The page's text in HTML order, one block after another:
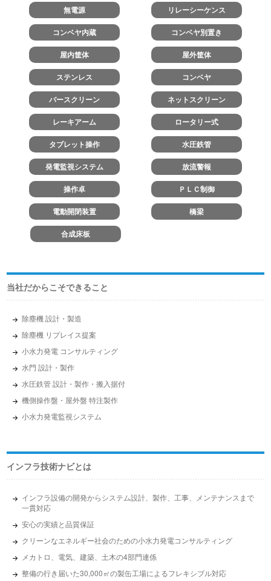
無電源 リレーシーケンス
コンベヤ内蔵 コンベヤ別置き
屋内筐体 屋外筐体
ステンレス コンベヤ
バースクリーン ネットスクリーン
レーキアーム ロータリー式
タブレット操作 水圧鉄管
発電監視システム 放流警報
操作卓 ＰＬＣ制御
電動開閉装置 橋梁
合成床板
当社だからこそできること
除塵機 設計・製造
除塵機 リプレイス提案
小水力発電 コンサルティング
水門 設計・製作
水圧鉄管 設計・製作・搬入据付
機側操作盤・屋外盤 特注製作
小水力発電監視システム
インフラ技術ナビとは
インフラ設備の開発からシステム設計、製作、工事、メンテナンスまで
一貫対応
安心の実績と品質保証
クリーンなエネルギー社会のための小水力発電コンサルティング
メカトロ、電気、建築、土木の4部門連係
整備の行き届いた30,000㎡の製缶工場によるフレキシブル対応